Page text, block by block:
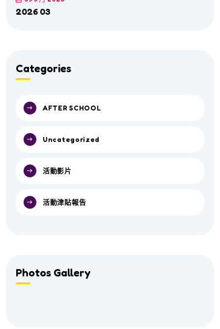
2026 03
Categories
AFTER SCHOOL
Uncategorized
活動影片
活動津貼報告
Photos Gallery